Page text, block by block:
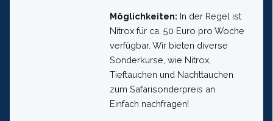
Möglichkeiten: In der Regel ist
Nitrox für ca. 50 Euro pro Woche
verfügbar. Wir bieten diverse
Sonderkurse, wie Nitrox,
Tieftauchen und Nachttauchen
zum Safarisonderpreis an.
Einfach nachfragen!